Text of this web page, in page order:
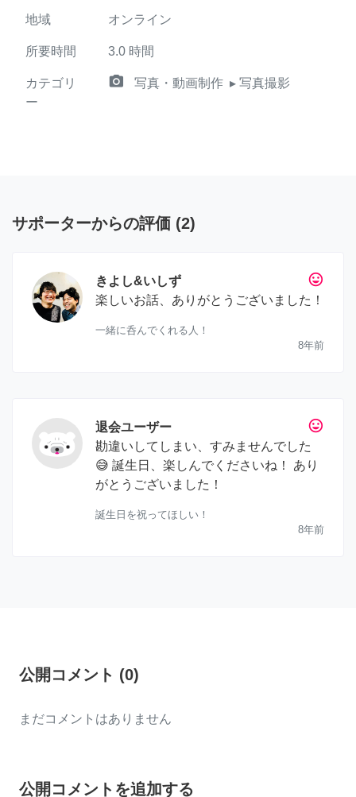
地域 オンライン
所要時間 3.0 時間
カテゴリ
ー
camera_alt 写真・動画制作 ▸ 写真撮影
サポーターからの評価 (2)
tag_faces
きよし&いしず
楽しいお話、ありがとうございました！
一緒に呑んでくれる人！
8年前
tag_faces
退会ユーザー
勘違いしてしまい、すみませんでした
😅 誕生日、楽しんでくださいね！ あり
がとうございました！
誕生日を祝ってほしい！
8年前
公開コメント (0)
まだコメントはありません
公開コメントを追加する